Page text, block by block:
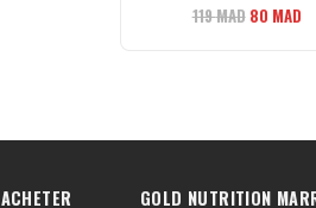
119MAD Le
80 MADLe
GOLD NUTRITION